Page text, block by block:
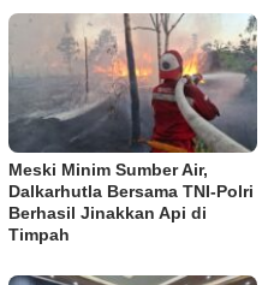
Meski Minim Sumber Air,
Dalkarhutla Bersama TNI-Polri
Berhasil Jinakkan Api di
Timpah